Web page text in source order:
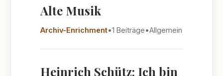
Alte Musik
Archiv-Enrichment•1 Beiträge•Allgemein
Heinrich Schütz: Ich bin